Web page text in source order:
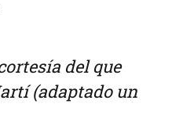
del que
(adaptado un